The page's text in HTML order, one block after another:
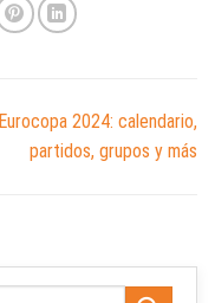
Eurocopa 2024: calendario,
partidos, grupos y más